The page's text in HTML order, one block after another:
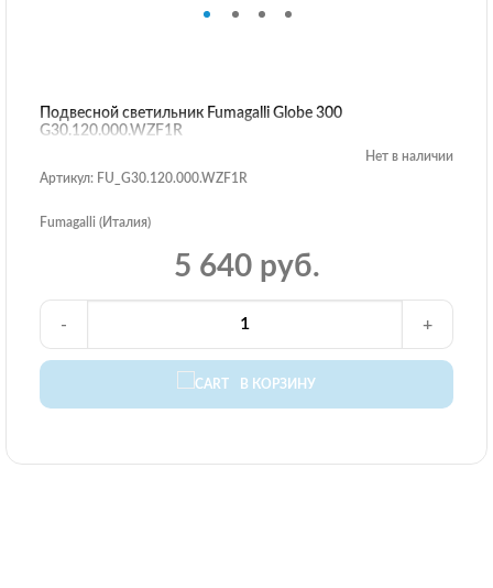
Подвесной светильник Fumagalli Globe 300
G30.120.000.WZF1R
Нет в наличии
Артикул: FU_G30.120.000.WZF1R
Fumagalli (Италия)
5 640 руб.
В КОРЗИНУ
- +